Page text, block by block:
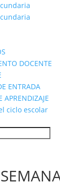
DOCENTE
ENTRADA
APRENDIZAJE
ciclo escolar